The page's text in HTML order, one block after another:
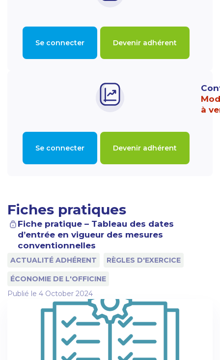
Se connecter Devenir adhérent
à
Se connecter Devenir adhérent
Fiches pratiques
Fiche pratique – Tableau des dates
d’entrée en vigueur des mesures
conventionnelles
ACTUALITÉ ADHÉRENT RÈGLES D'EXERCICE
ÉCONOMIE DE L'OFFICINE
Publié le 4 October 2024